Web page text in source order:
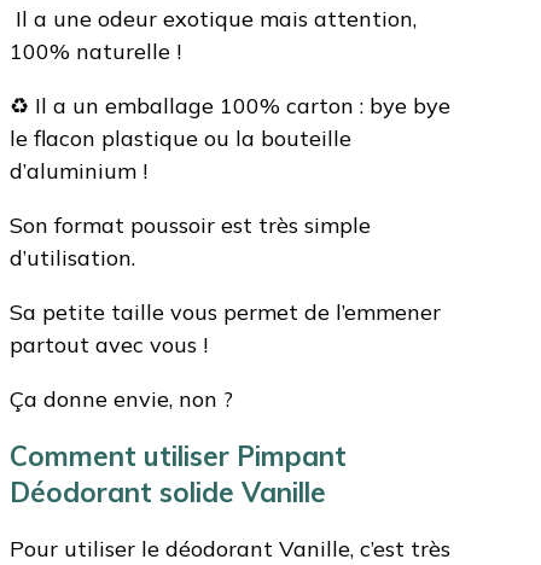
️ Il a une odeur exotique mais attention,
100% naturelle !
♻️ Il a un emballage 100% carton : bye bye
le flacon plastique ou la bouteille
d’aluminium !
Son format poussoir est très simple
d’utilisation.
Sa petite taille vous permet de l’emmener
partout avec vous !
Ça donne envie, non ?
Comment utiliser Pimpant
Déodorant solide Vanille
Pour utiliser le déodorant Vanille, c’est très